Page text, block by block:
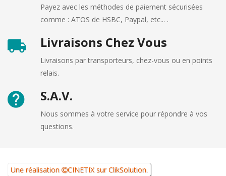
Payez avec les méthodes de paiement sécurisées
comme : ATOS de HSBC, Paypal, etc... .
Livraisons Chez Vous
Livraisons par transporteurs, chez-vous ou en points
relais.
S.A.V.
Nous sommes à votre service pour répondre à vos
questions.
Une réalisation CINETIX surClikSolution.